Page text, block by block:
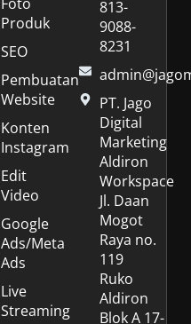
Produk
SEO
Pembuatan
Website
Konten
Instagram
Edit
Video
Google
Ads/Meta
Ads
Live
Streaming
813-
9088-
8231
PT. Jago
Digital
Marketing
Aldiron
Workspace
Jl. Daan
Mogot
Raya no.
119
Ruko
Aldiron
Blok A 17-